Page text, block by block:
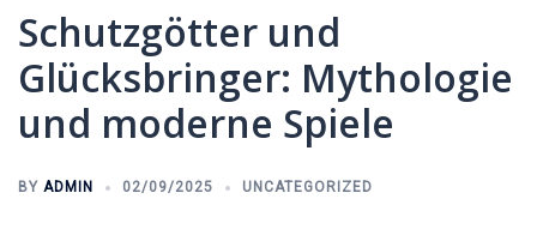
Schutzgötter und
Glücksbringer: Mythologie
und moderne Spiele
BY ADMIN 02/09/2025 UNCATEGORIZED